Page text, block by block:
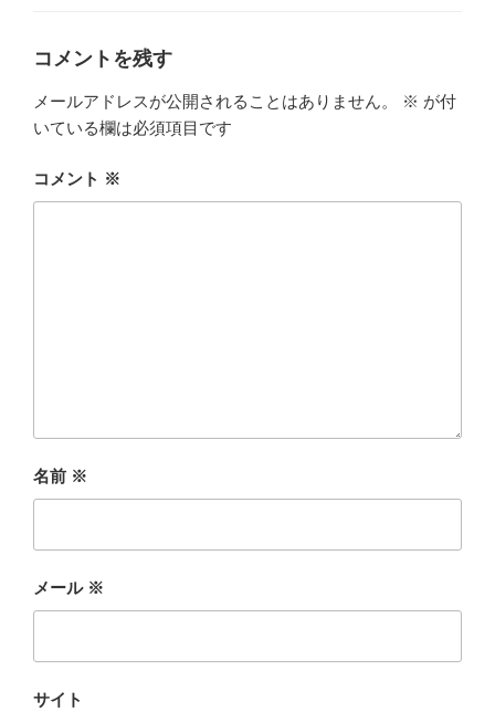
コメントを残す
メールアドレスが公開されることはありません。 ※ が付
いている欄は必須項目です
コメント ※
名前 ※
メール ※
サイト